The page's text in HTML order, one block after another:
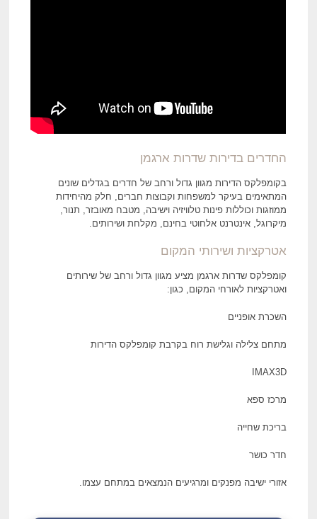
החדרים בדירות שדרות ארגמן
בקומפלקס הדירות מגוון גדול ורחב של חדרים בגדלים שונים
המתאימים בעיקר למשפחות וקבוצות חברים, חלק מהיחידות
ממוזגות וכוללות פינות טלוויזיה וישיבה, מטבח מאובזר, תנור,
מיקרוגל, אינטרנט אלחוטי בחינם, מקלחת ושירותים.
אטרקציות ושירותי המקום
קומפלקס שדרות ארגמן מציע מגוון גדול ורחב של שירותים
ואטרקציות לאורחי המקום, כגון:
השכרת אופניים
מתחם צלילה וגלישת רוח בקרבת קומפלקס הדירות
IMAX3D
מרכז ספא
בריכת שחייה
חדר כושר
אזורי ישיבה מפנקים ומרגיעים הנמצאים במתחם עצמו.